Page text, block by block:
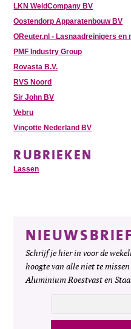
LKN WeldCompany BV
Oostendorp Apparatenbouw BV
OReuter.nl - Lasnaadreinigers en
PMF Industry Group
Rovasta B.V.
RVS Noord
Sir John BV
Vebru
Vinçotte Nederland BV
RUBRIEKEN
Lassen
NIEUWSBRIEF
Schrijf je hier in voor de
hoogte van alle niet te
Aluminium Roestvast en